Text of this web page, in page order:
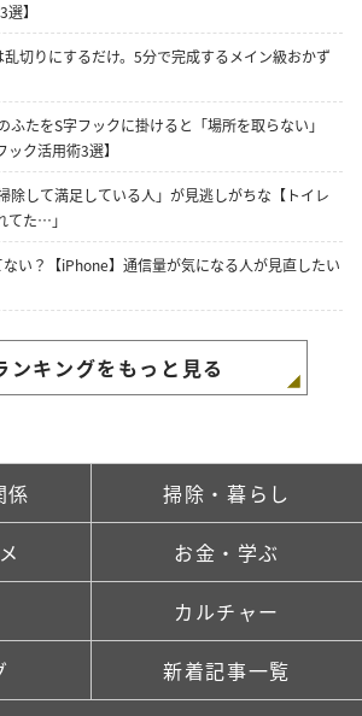
】
切りにするだけ。5分で完成するメイン級おかず
ふたをS字フックに掛けると「場所を取らない」
ック活用術3選】
除して満足している人」が見逃しがちな【トイレ
てた…」
い？【iPhone】通信量が気になる人が見直したい
ンキングをもっと見る
係 掃除・暮らし
お金・学ぶ
カルチャー
新着記事一覧